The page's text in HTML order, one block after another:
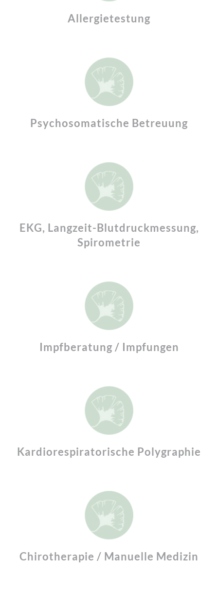
Allergietestung
Psychosomatische Betreuung
EKG, Langzeit-Blutdruckmessung,
Spirometrie
Impfberatung / Impfungen
Kardiorespiratorische Polygraphie
Chirotherapie / Manuelle Medizin